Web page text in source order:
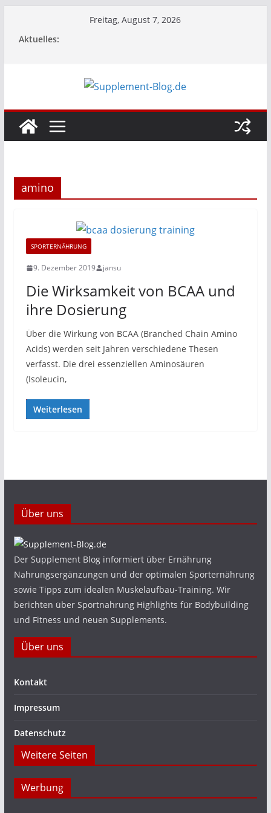
Freitag, August 7, 2026
Aktuelles:
amino
SPORTERNÄHRUNG
9. Dezember 2019 jansu
Die Wirksamkeit von BCAA und
ihre Dosierung
Über die Wirkung von BCAA (Branched Chain Amino
Acids) werden seit Jahren verschiedene Thesen
verfasst. Die drei essenziellen Aminosäuren
(Isoleucin,
Weiterlesen
Über uns
Der Supplement Blog informiert über Ernährung
Nahrungsergänzungen und der optimalen Sporternährung
sowie Tipps zum idealen Muskelaufbau-Training. Wir
berichten über Sportnahrung Highlights für Bodybuilding
und Fitness und neuen Supplements.
Über uns
Kontakt
Impressum
Datenschutz
Weitere Seiten
Werbung